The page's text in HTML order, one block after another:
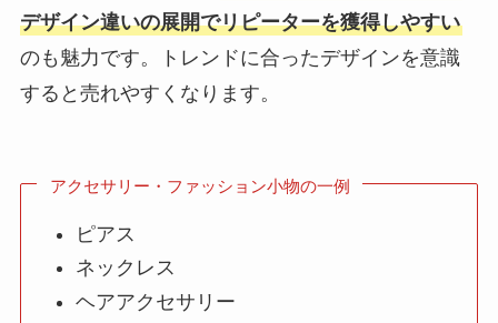
デザイン違いの展開でリピーターを獲得しやすい
のも魅力です。トレンドに合ったデザインを意識
すると売れやすくなります。
アクセサリー・ファッション小物の一例
ピアス
ネックレス
ヘアアクセサリー